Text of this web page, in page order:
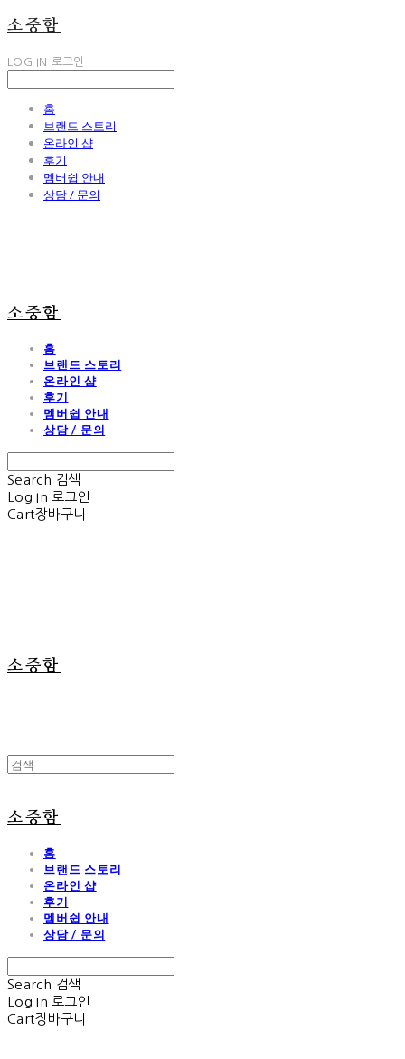
소중함
LOG IN 로그인
홈
브랜드 스토리
온라인 샵
후기
멤버쉽 안내
상담 / 문의
소중함
홈
브랜드 스토리
온라인 샵
후기
멤버쉽 안내
상담 / 문의
Search 검색
Log In 로그인
Cart장바구니
소중함
소중함
홈
브랜드 스토리
온라인 샵
후기
멤버쉽 안내
상담 / 문의
Search 검색
Log In 로그인
Cart장바구니